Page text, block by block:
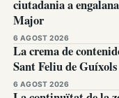
ciutadania a
Major
6 AGOST 2026
La crema de
Sant Feliu de Guíxols
6 AGOST 2026